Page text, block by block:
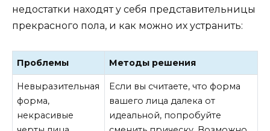
недостатки находят у себя представительницы
прекрасного пола, и как можно их устранить:
Проблемы Методы решения
Невыразительная
форма,
некрасивые
Если вы считаете, что форма
вашего лица далека от
идеальной, попробуйте